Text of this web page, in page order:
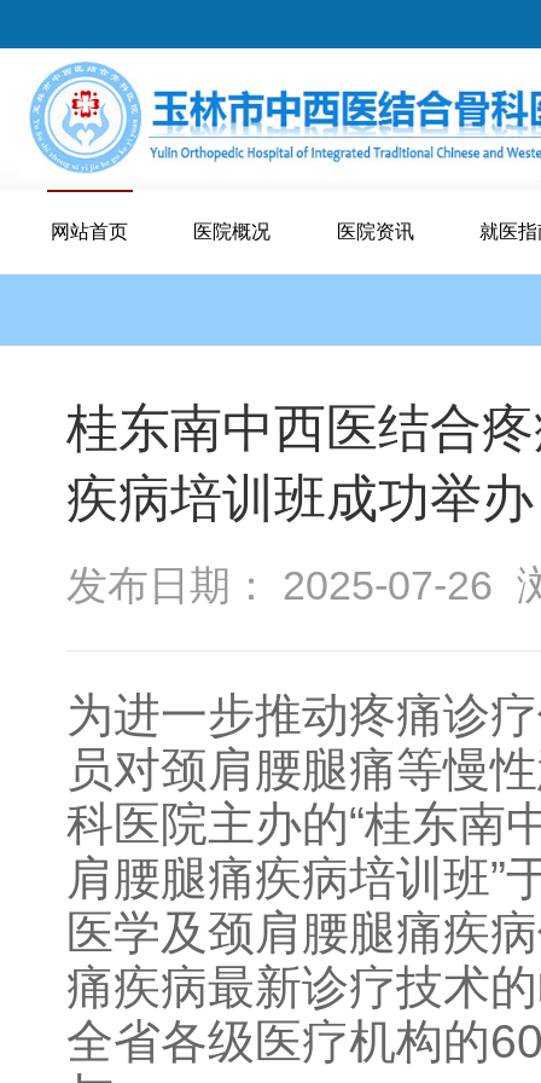
网站首页 医院概况 医院资讯 就医
桂东南中西医结合
疾病培训班成功举办
发布日期： 2025-07-26
为进一步推动疼痛诊
员对颈肩腰腿痛等慢
科医院主办的“桂东南
肩腰腿痛疾病培训班”
医学及颈肩腰腿痛疾
痛疾病最新诊疗技术
全省各级医疗机构的